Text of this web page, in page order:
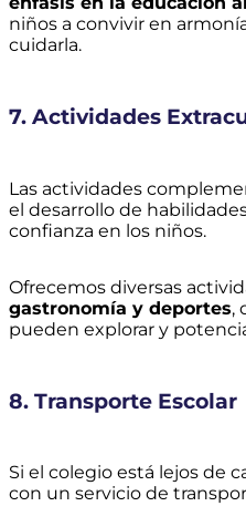
niños a convivir en
cuidarla.
7. Actividades
Las actividades
el desarrollo de
confianza en los niños.
Ofrecemos diversas
gastronomía y deportes,
pueden explorar y
8. Transporte Escolar
Si el colegio está lejos de
con un servicio de